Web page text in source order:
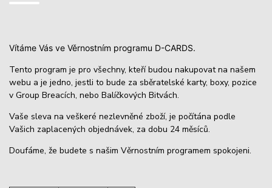
Vítáme Vás ve Věrnostním programu D-CARDS.
Tento program je pro všechny, kteří budou nakupovat na našem
webu a je jedno, jestli to bude za sběratelské karty, boxy, pozice
v Group Breacích, nebo Balíčkových Bitvách.
Vaše sleva na veškeré nezlevněné zboží, je počítána podle
Vašich zaplacených objednávek, za dobu 24 měsíců.
Doufáme, že budete s našim Věrnostním programem spokojeni.